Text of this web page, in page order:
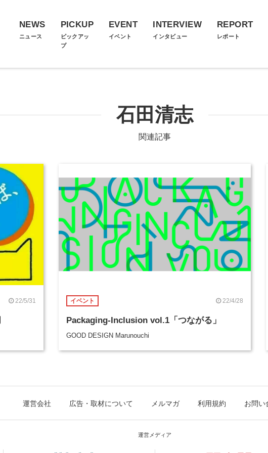
NEWS
ニュース
PICKUP
ピックアッ
プ
EVENT
イベント
INTERVIEW
インタビュー
REPORT
レポート
石田清志
関連記事
22/5/31 イベント 22/4/28
Packaging-Inclusion vol.1「つながる」
GOOD DESIGN Marunouchi
運営会社 広告・取材について メルマガ 利用規約 お問い
運営メディア